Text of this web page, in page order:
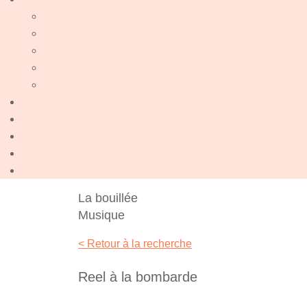
La bouillée
Musique
< Retour à la recherche
Reel à la bombarde